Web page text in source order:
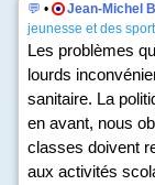
💬 • Jean-Michel
jeunesse et des
Les problèmes
lourds
sanitaire. La
en avant, nous
classes doivent
aux activités